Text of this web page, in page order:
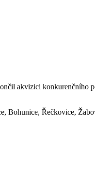
akvizici konkurenčního
Bohunice, Řečkovice,